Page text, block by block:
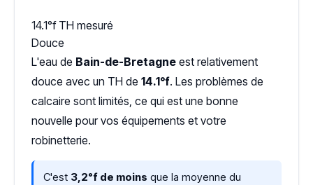
14.1°f TH mesuré
Douce
L'eau de Bain-de-Bretagne est relativement
douce avec un TH de 14.1°f. Les problèmes de
calcaire sont limités, ce qui est une bonne
nouvelle pour vos équipements et votre
robinetterie.
C'est 3,2°f de moins que la moyenne du